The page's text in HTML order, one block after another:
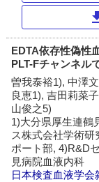
EDTA依存性偽性
PLT-Fチャンネル
曽我泰裕1), 中澤
良恵1), 吉田莉菜
山俊之5)
1)大分県厚生連鶴
ス株式会社学術研
ポート部, 4)R&D
見病院血液内科
日本検査血液学会